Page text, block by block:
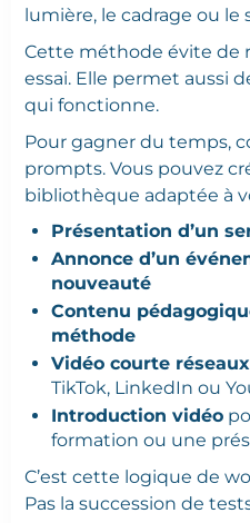
lumière, le cadrage ou le
Cette méthode évite de
essai. Elle permet aussi
qui fonctionne.
Pour gagner du temps,
prompts. Vous pouvez
bibliothèque adaptée à
Présentation d’un
Annonce d’un
nouveauté
Contenu
méthode
Vidéo courte
TikTok, LinkedIn ou
Introduction vidéo
formation ou une
C’est cette logique de
Pas la succession de